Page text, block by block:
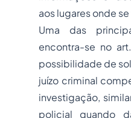
aos lugares onde
Uma das
encontra-se no
possibilidade de
juízo criminal
investigação,
policial quando